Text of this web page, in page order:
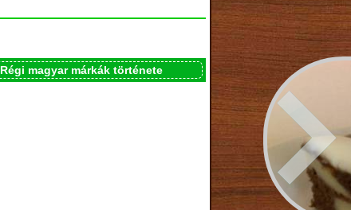
Régi magyar márkák története